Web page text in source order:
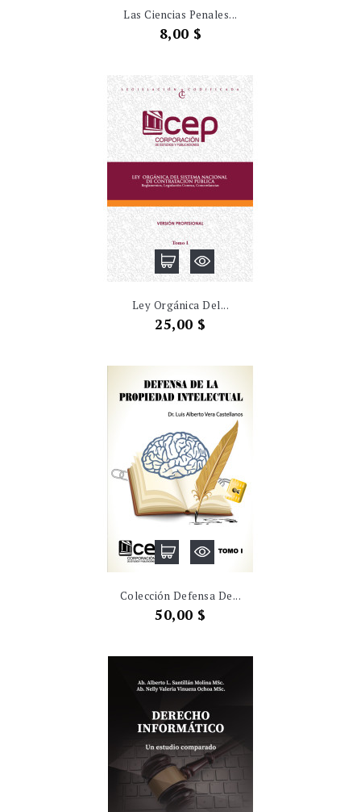
Las Ciencias Penales...
Precio
8,00 $
Ley Orgánica Del...
Precio
25,00 $
Colección Defensa De...
Precio
50,00 $